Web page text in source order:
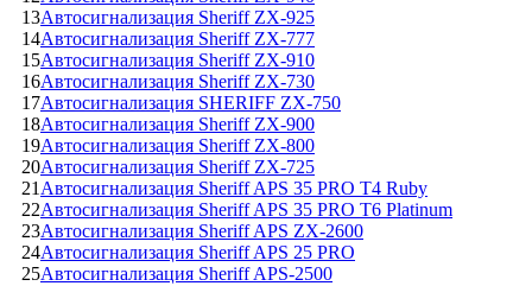
13Автосигнализация Sheriff ZX-925
14Автосигнализация Sheriff ZX-777
15Автосигнализация Sheriff ZX-910
16Автосигнализация Sheriff ZX-730
17Автосигнализация SHERIFF ZX-750
18Автосигнализация Sheriff ZX-900
19Автосигнализация Sheriff ZX-800
20Автосигнализация Sheriff ZX-725
21 Автосигнализация Sheriff APS 35 PRO T4 Ruby
22Автосигнализация Sheriff APS 35 PRO T6 Platinum
23Автосигнализация Sheriff APS ZX-2600
24Автосигнализация Sheriff APS 25 PRO
25Автосигнализация Sheriff APS-2500